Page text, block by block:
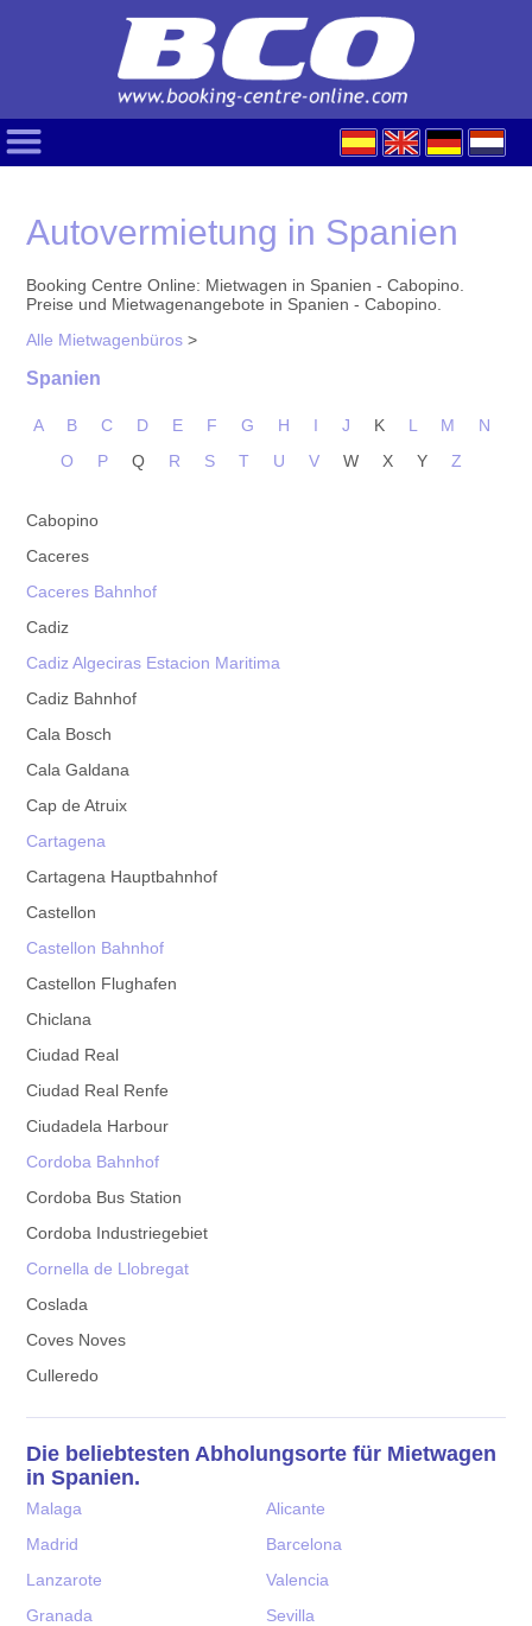
Autovermietung in Spanien
Booking Centre Online: Mietwagen in Spanien - Cabopino.
Preise und Mietwagenangebote in Spanien - Cabopino.
Alle Mietwagenbüros >
Spanien
A B C D E F G H I J K L M
N
O
P Q R S T U V W X Y Z
Cabopino
Caceres
Caceres Bahnhof
Cadiz
Cadiz Algeciras Estacion Maritima
Cadiz Bahnhof
Cala Bosch
Cala Galdana
Cap de Atruix
Cartagena
Cartagena Hauptbahnhof
Castellon
Castellon Bahnhof
Castellon Flughafen
Chiclana
Ciudad Real
Ciudad Real Renfe
Ciudadela Harbour
Cordoba Bahnhof
Cordoba Bus Station
Cordoba Industriegebiet
Cornella de Llobregat
Coslada
Coves Noves
Culleredo
Die beliebtesten Abholungsorte für Mietwagen
in Spanien.
Malaga
Alicante
Madrid
Barcelona
Lanzarote
Valencia
Granada
Sevilla